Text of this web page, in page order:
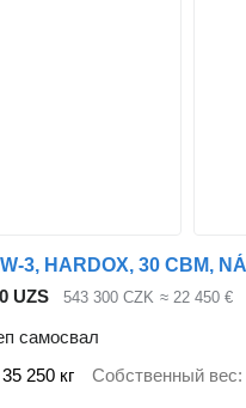
UZS 543 300 CZK ≈ 22 450 €
самосвал
35 250 кг Собственный вес